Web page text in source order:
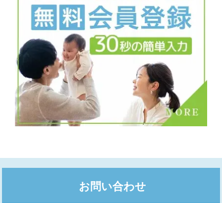
お問い合わせ